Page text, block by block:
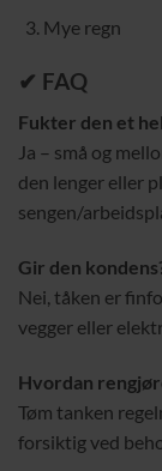
Mye regn
✔ FAQ
Fukter den et
Ja – små og
den lenger eller
sengen/
Gir den
Nei, tåken er
vegger eller
Hvordan
Tøm tanken
forsiktig ved